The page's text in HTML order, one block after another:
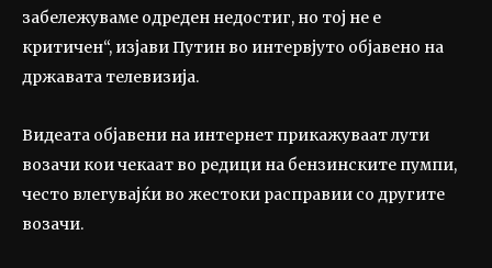
забележуваме одреден недостиг, но тој не е
критичен“, изјави Путин во интервјуто објавено на
државата телевизија.
Видеата објавени на интернет прикажуваат лути
возачи кои чекаат во редици на бензинските пумпи,
често влегувајќи во жестоки расправии со другите
возачи.